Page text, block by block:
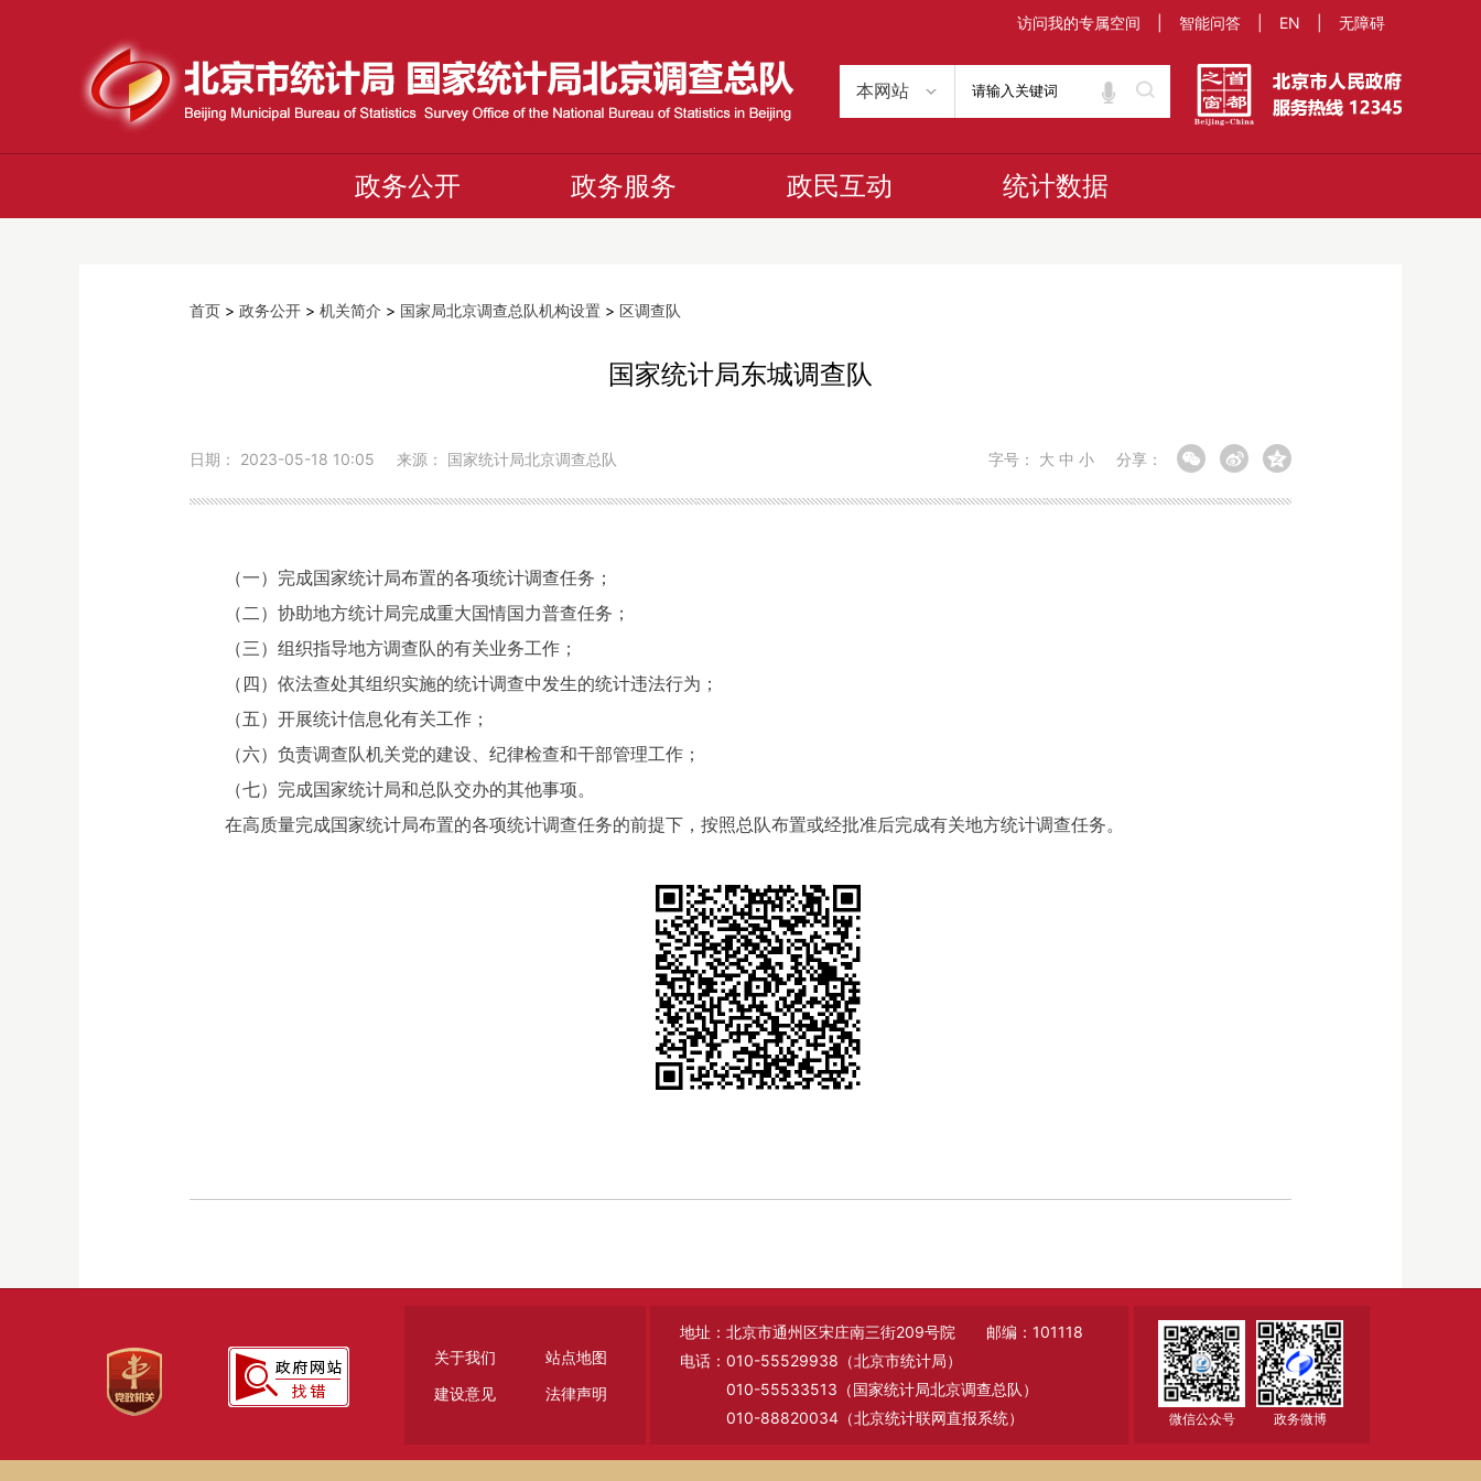
访问我的专属空间 智能问答 EN 无障碍
政务公开 政务服务 政民互动 统计数据
首页 > 政务公开 > 机关简介 > 国家局北京调查总队机构设置 > 区调查队
国家统计局东城调查队
字号： 大 中 小 分享：
日期： 2023-05-18 10:05 来源： 国家统计局北京调查总队
（一）完成国家统计局布置的各项统计调查任务；
（二）协助地方统计局完成重大国情国力普查任务；
（三）组织指导地方调查队的有关业务工作；
（四）依法查处其组织实施的统计调查中发生的统计违法行为；
（五）开展统计信息化有关工作；
（六）负责调查队机关党的建设、纪律检查和干部管理工作；
（七）完成国家统计局和总队交办的其他事项。
在高质量完成国家统计局布置的各项统计调查任务的前提下，按照总队布置或经批准后完成有关地方统计调查任务。
关于我们
站点地图
建设意见
法律声明
地址：北京市通州区宋庄南三街209号院 邮编：101118
电话：010-55529938（北京市统计局）
010-55533513（国家统计局北京调查总队）
010-88820034（北京统计联网直报系统）
微信公众号 政务微博